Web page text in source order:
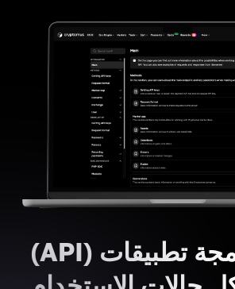
واجهة برمجة تطبيقات (API)